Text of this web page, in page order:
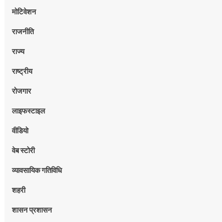
मोटिवेशन
राजनीति
राज्य
राष्ट्रीय
रोजगार
लाइफस्टाइल
वीडियो
वेब स्टोरी
व्यावसायिक गतिविधि
शहरी
शासन प्रशासन